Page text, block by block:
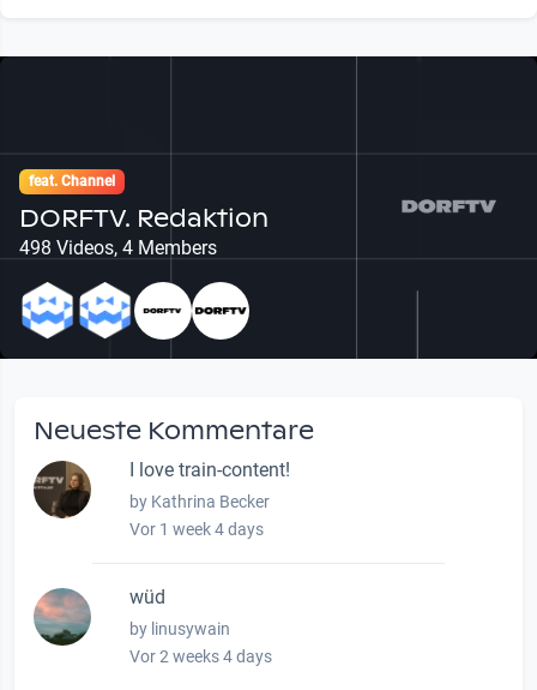
feat. Channel
DORFTV. Redaktion
498 Videos, 4 Members
Neueste Kommentare
I love train-content!
by Kathrina Becker
Vor 1 week 4 days
wüd
by linusywain
Vor 2 weeks 4 days